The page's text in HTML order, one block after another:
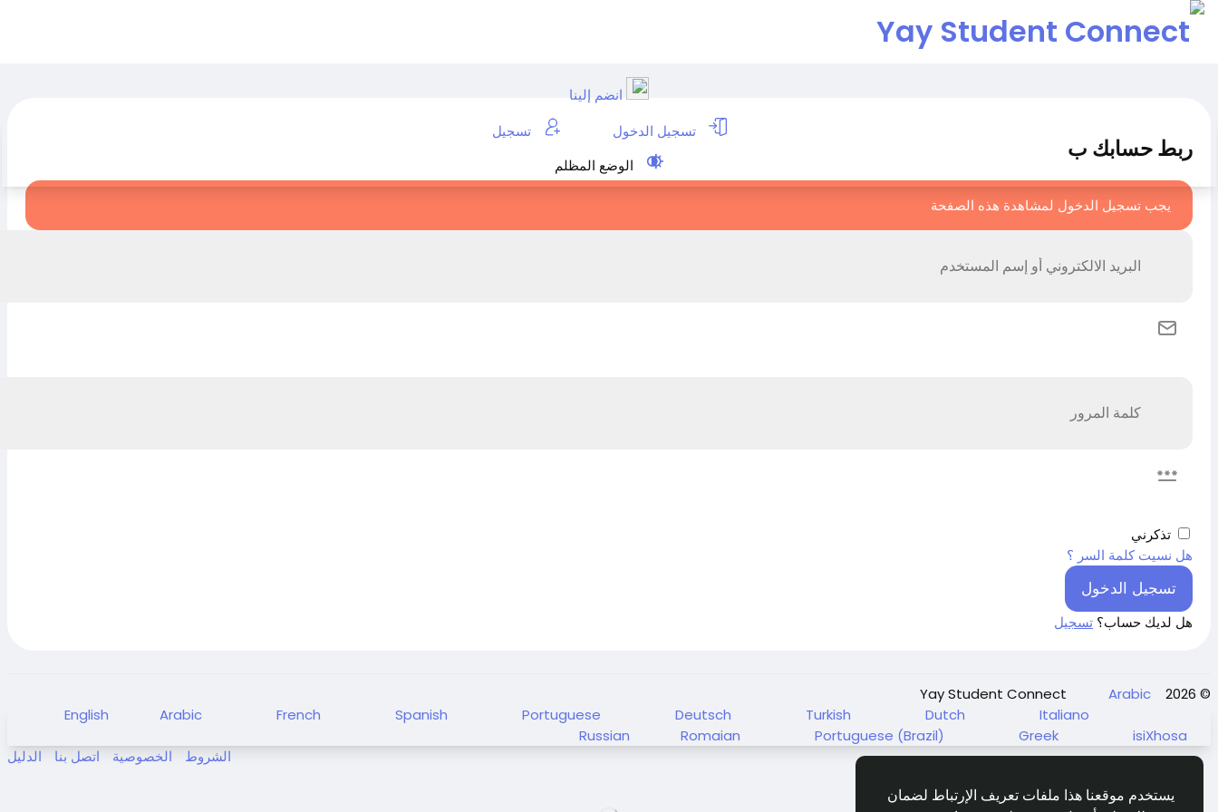
يستخدم موقعنا هذا ملفات تعريف الإرتباط لضمان
انضم إلينا
تسجيل الدخول
تسجيل
الوضع المظلم
ربط حسابك ب
يجب تسجيل الدخول لمشاهدة هذه الصفحة
تذكرني
هل نسيت كلمة السر ؟
تسجيل الدخول
هل لديك حساب؟ تسجيل
© 2026 Yay Student Connect
Arabic
English
Arabic French Spanish Portuguese Deutsch Turkish Dutch
Italiano
Russian
Romaian Portuguese (Brazil) Greek
isiXhosa
الشروط
الخصوصية اتصل بنا الدليل